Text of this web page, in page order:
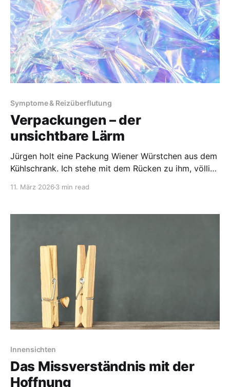
Symptome & Reizüberflutung
Verpackungen – der
unsichtbare Lärm
Jürgen holt eine Packung Wiener Würstchen aus dem
Kühlschrank. Ich stehe mit dem Rücken zu ihm, völlig
11. März 2026 3 min read
Innensichten
Das Missverständnis mit der
Hoffnung